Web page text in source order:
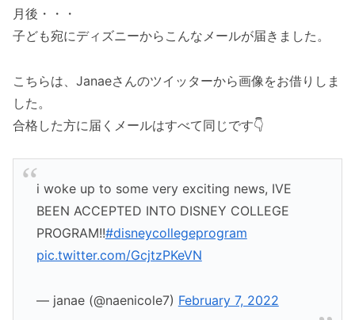
月後・・・
子ども宛にディズニーからこんなメールが届きました。
こちらは、Janaeさんのツイッターから画像をお借りしま
した。
合格した方に届くメールはすべて同じです👇
i woke up to some very exciting news, IVE
BEEN ACCEPTED INTO DISNEY COLLEGE
PROGRAM!!#disneycollegeprogram
pic.twitter.com/GcjtzPKeVN
— janae (@naenicole7) February 7, 2022